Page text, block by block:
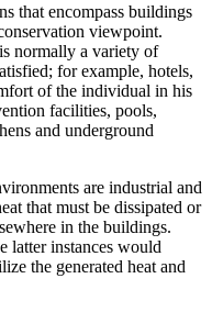
that encompass buildings
viewpoint.
normally a variety of
for example, hotels,
of the individual in his
facilities, pools,
and underground
are industrial and
that must be dissipated or
in the buildings.
latter instances would
the generated heat and